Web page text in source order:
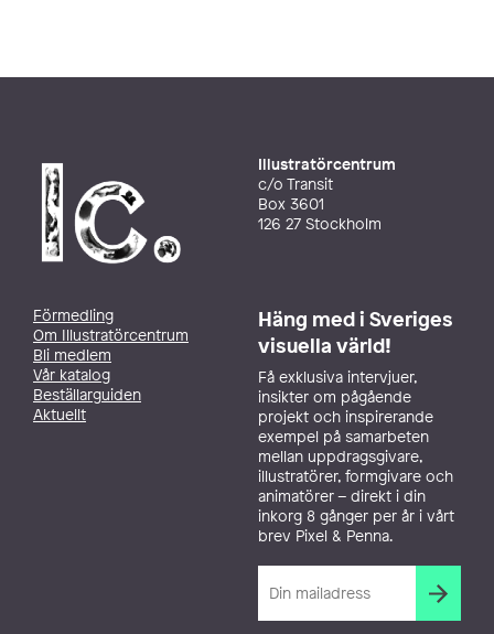
Illustratörcentrum
c/o Transit
Box 3601
126 27 Stockholm
Förmedling
Om Illustratörcentrum
Bli medlem
Vår katalog
Beställarguiden
Aktuellt
Häng med i Sveriges
visuella värld!
Få exklusiva intervjuer,
insikter om pågående
projekt och inspirerande
exempel på samarbeten
mellan uppdragsgivare,
illustratörer, formgivare och
animatörer – direkt i din
inkorg 8 gånger per år i vårt
brev Pixel & Penna.